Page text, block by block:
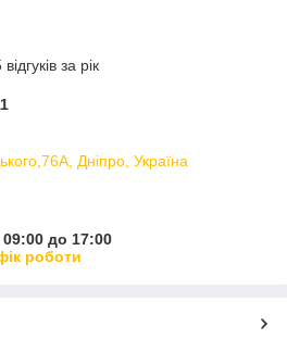
за рік
Дніпро, Україна
до 17:00
роботи